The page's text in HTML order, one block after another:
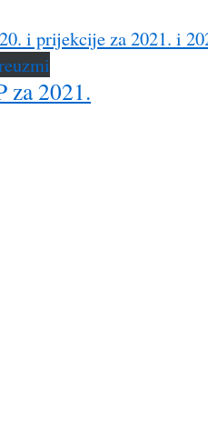
i prijekcije za 2021. i
za 2021.